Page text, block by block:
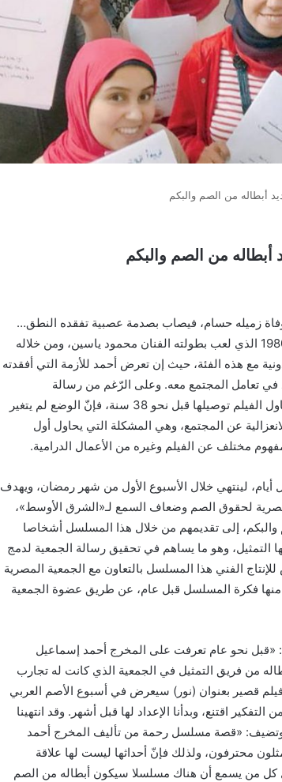
من الصم والبكم
من الصم والبكم
زميله حسام، فيصاب بصدمة عصبية تفقده النطق…
كانت هذه هي قصة فيلم «الأخرس» إنتاج 1980 الذي لعب بطولته الفنان محمود ياسين، ومن خلاله
مع هذه الفئة، حيث إن تعرض أحمد للأزمة التي أفقدته
في تعامل المجتمع معه. وعلى الرّغم من رسالة
(المظلومية) التي تعيشها هذه الفئة التي حاول الفيلم توصيلها قبل نحو 38 سنة، فإنّ الوضع لم يتغير
عن المجتمع، وهي المشكلة التي يحاول أول
مختلف عن الفيلم وغيره من الأعمال الدرامية.
لينتهي خلال الأسبوع الأول من شهر رمضان، ويهدف
لحقوق الصم وضعاف السمع لـ«الشرق الأوسط»،
إلى تقديمهم من خلال هذا المسلسل أشخاصا
التمثيل، وهو ما يساهم في تحقيق رسالة الجمعية لدمج
الفني هذا المسلسل بالتعاون مع الجمعية المصرية
فكرة المسلسل قبل عام، عن طريق عضوة الجمعية
نحو عام تعرفت على المخرج أحمد إسماعيل
من فريق التمثيل في الجمعية الذي كانت له تجارب
قصير بعنوان (نور) سيعرض في أسبوع الأصم العربي
اقتنع، وبدأنا الإعداد لها قبل أشهر. وقد انتهينا
وتضيف: «قصة مسلسل رحمة من تأليف المخرج أحمد
محترفون، ولذلك فإنّ أحداثها ليست لها علاقة
كل من يسمع أن هناك مسلسلا سيكون أبطاله من الصم